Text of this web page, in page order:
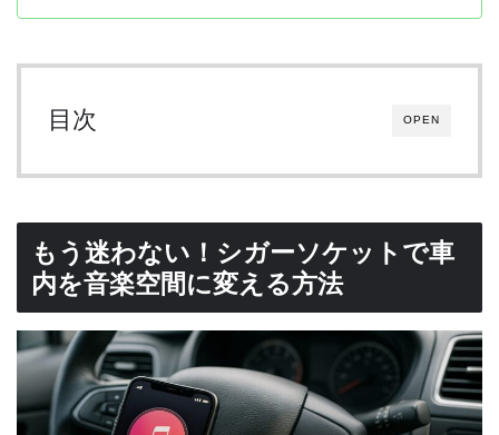
OPEN
目次
もう迷わない！シガーソケットで車
内を音楽空間に変える方法